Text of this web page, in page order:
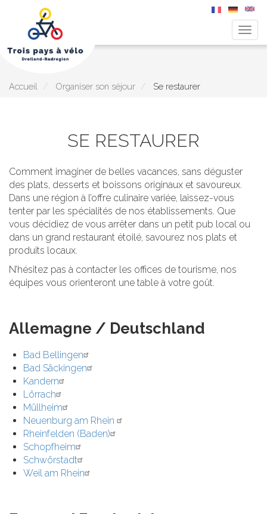
Aller
principal
Accueil Organiser son séjour Se restaurer
SE RESTAURER
Comment imaginer de belles vacances, sans déguster
des plats, desserts et boissons originaux et savoureux.
Dans une région à l’offre culinaire variée, laissez-vous
tenter par les spécialités de nos établissements. Que
vous décidiez de vous arrêter dans un petit pub local ou
dans un grand restaurant étoilé, savourez nos plats et
produits locaux.
N’hésitez pas à contacter les offices de tourisme, nos
équipes vous orienteront une table à votre goût.
Allemagne / Deutschland
Bad Bellingen
Bad Säckingen
Kandern
Lörrach
Müllheim
Neuenburg am Rhein
Rheinfelden (Baden)
Schopfheim
Schwörstadt
Weil am Rhein